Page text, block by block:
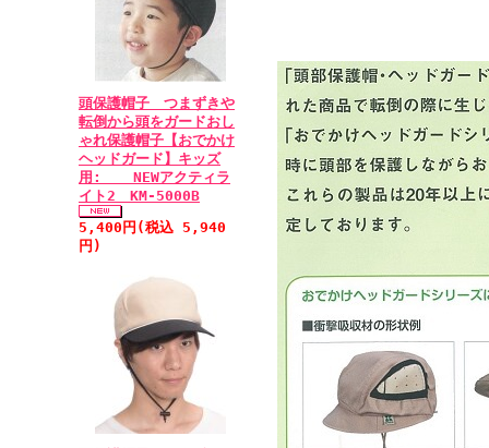
頭保護帽子 つまずきや
転倒から頭をガードおし
ゃれ保護帽子【おでかけ
ヘッドガード】キッズ
用: NEWアクティラ
イト2 KM-5000B
5,400円(税込 5,940
円)